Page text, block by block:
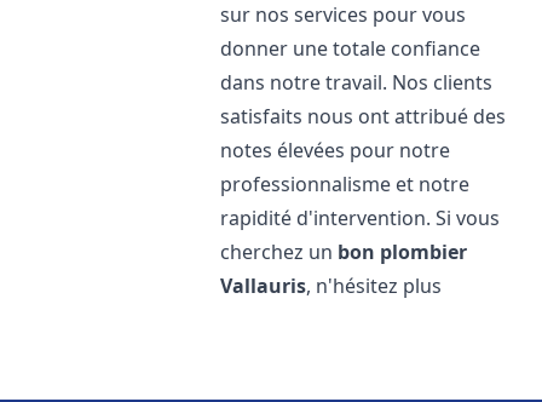
sur nos services pour vous
donner une totale confiance
dans notre travail. Nos clients
satisfaits nous ont attribué des
notes élevées pour notre
professionnalisme et notre
rapidité d'intervention. Si vous
cherchez un bon plombier
Vallauris, n'hésitez plus